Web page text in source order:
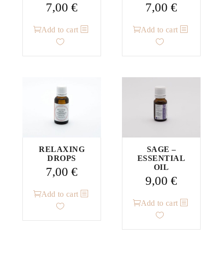
7,00 €
Add to cart
7,00 €
Add to cart
RELAXING
DROPS
7,00 €
Add to cart
SAGE –
ESSENTIAL
OIL
9,00 €
Add to cart